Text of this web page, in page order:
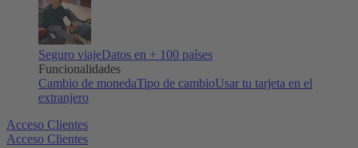
Seguro viajeDatos en + 100 países
Funcionalidades
Cambio de monedaTipo de cambioUsar tu tarjeta en el
extranjero
Acceso Clientes
Acceso Clientes